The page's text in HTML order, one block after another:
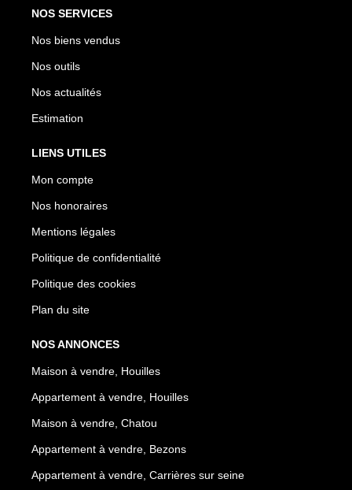
NOS SERVICES
Nos biens vendus
Nos outils
Nos actualités
Estimation
LIENS UTILES
Mon compte
Nos honoraires
Mentions légales
Politique de confidentialité
Politique des cookies
Plan du site
NOS ANNONCES
Maison à vendre, Houilles
Appartement à vendre, Houilles
Maison à vendre, Chatou
Appartement à vendre, Bezons
Appartement à vendre, Carrières sur seine